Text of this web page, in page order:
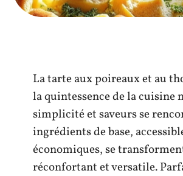
La tarte aux poireaux et au
la quintessence de la cuisine
simplicité et saveurs se
ingrédients de base,
économiques, se
réconfortant et versatile.